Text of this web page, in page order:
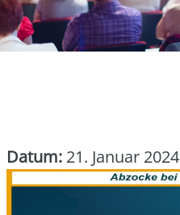
Datum: 21. Januar 2024